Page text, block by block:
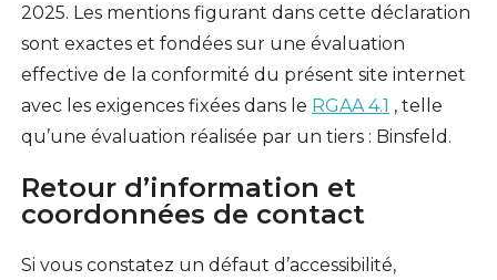
2025. Les mentions figurant dans cette déclaration
sont exactes et fondées sur une évaluation
effective de la conformité du présent site internet
avec les exigences fixées dans le RGAA 4.1 , telle
qu’une évaluation réalisée par un tiers : Binsfeld.
Retour d’information et
coordonnées de contact
Si vous constatez un défaut d’accessibilité,